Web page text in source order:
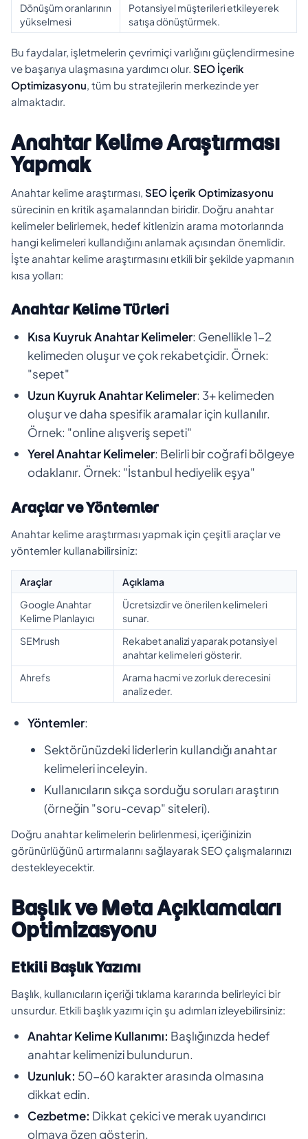
Dönüşüm oranlarının
yükselmesi
Potansiyel müşterileri etkileyerek
satışa dönüştürmek.
Bu faydalar, işletmelerin çevrimiçi varlığını güçlendirmesine
ve başarıya ulaşmasına yardımcı olur. SEO İçerik
Optimizasyonu, tüm bu stratejilerin merkezinde yer
almaktadır.
Anahtar Kelime Araştırması
Yapmak
Anahtar kelime araştırması, SEO İçerik Optimizasyonu
sürecinin en kritik aşamalarından biridir. Doğru anahtar
kelimeler belirlemek, hedef kitlenizin arama motorlarında
hangi kelimeleri kullandığını anlamak açısından önemlidir.
İşte anahtar kelime araştırmasını etkili bir şekilde yapmanın
kısa yolları:
Anahtar Kelime Türleri
Kısa Kuyruk Anahtar Kelimeler: Genellikle 1-2
kelimeden oluşur ve çok rekabetçidir. Örnek:
"sepet"
Uzun Kuyruk Anahtar Kelimeler: 3+ kelimeden
oluşur ve daha spesifik aramalar için kullanılır.
Örnek: "online alışveriş sepeti"
Yerel Anahtar Kelimeler: Belirli bir coğrafi bölgeye
odaklanır. Örnek: "İstanbul hediyelik eşya"
Araçlar ve Yöntemler
Anahtar kelime araştırması yapmak için çeşitli araçlar ve
yöntemler kullanabilirsiniz:
Araçlar
Açıklama
Google Anahtar
Kelime Planlayıcı
Ücretsizdir ve önerilen kelimeleri
sunar.
SEMrush
Rekabet analizi yaparak potansiyel
anahtar kelimeleri gösterir.
Ahrefs
Arama hacmi ve zorluk derecesini
analiz eder.
Yöntemler:
Sektörünüzdeki liderlerin kullandığı anahtar
kelimeleri inceleyin.
Kullanıcıların sıkça sorduğu soruları araştırın
(örneğin "soru-cevap" siteleri).
Doğru anahtar kelimelerin belirlenmesi, içeriğinizin
görünürlüğünü artırmalarını sağlayarak SEO çalışmalarınızı
destekleyecektir.
Başlık ve Meta Açıklamaları
Optimizasyonu
Etkili Başlık Yazımı
Başlık, kullanıcıların içeriği tıklama kararında belirleyici bir
unsurdur. Etkili başlık yazımı için şu adımları izleyebilirsiniz:
Anahtar Kelime Kullanımı: Başlığınızda hedef
anahtar kelimenizi bulundurun.
Uzunluk: 50-60 karakter arasında olmasına
dikkat edin.
Cezbetme: Dikkat çekici ve merak uyandırıcı
olmaya özen gösterin.